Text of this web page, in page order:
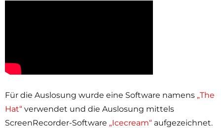
Für die Auslosung wurde eine Software namens „The
Hat“ verwendet und die Auslosung mittels
ScreenRecorder-Software „Icecream“ aufgezeichnet.